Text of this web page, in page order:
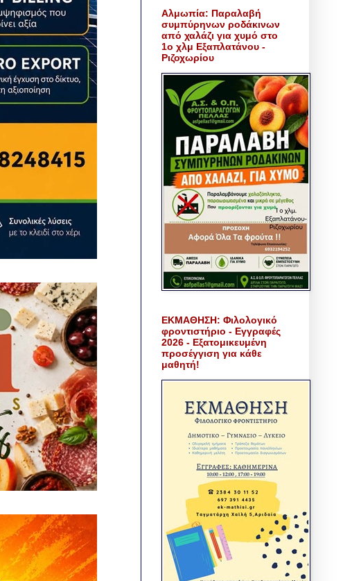
Αλμωπία: Παραλαβή
συμπύρηνων ροδάκινων
από χαλάζι για χυμό στο
1ο χλμ Εξαπλατάνου -
Ριζοχωρίου
ΕΚΜΑΘΗΣΗ: Φιλολογικό
φροντιστήριο - Εγγραφές
2026 - Εξατομικευμένη
προσέγγιση για κάθε
μαθητή!